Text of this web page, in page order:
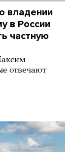
владении
в России
частную
отвечают